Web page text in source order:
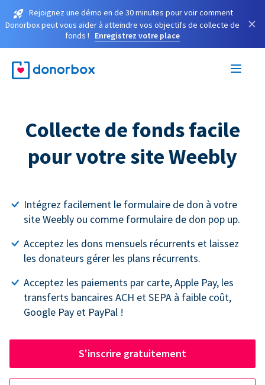
Rejoignez une démo en de 30 minutes pour voir comment
Donorbox peut vous aider à atteindre vos objectifs de collecte de
fonds !
Enregistrez votre place
×
Collecte de fonds facile
pour votre site Weebly
Intégrez facilement le formulaire de don à votre
site Weebly ou comme formulaire de don pop up.
Acceptez les dons mensuels récurrents et laissez
les donateurs gérer les plans récurrents.
Acceptez les paiements par carte, Apple Pay, les
transferts bancaires ACH et SEPA à faible coût,
Google Pay et PayPal !
S'inscrire gratuitement